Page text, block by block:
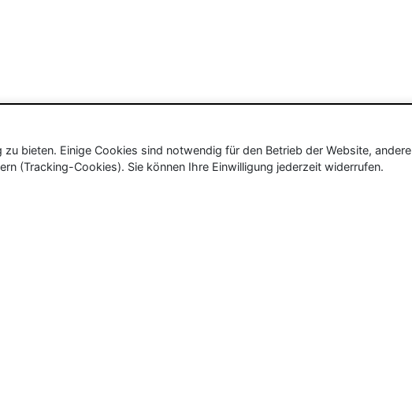
bieten. Einige Cookies sind notwendig für den Betrieb der Website, andere
(Tracking-Cookies). Sie können Ihre Einwilligung jederzeit widerrufen.